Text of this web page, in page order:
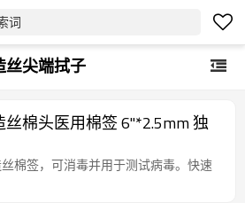
词
丝尖端拭子
丝棉头医用棉签 6"*2.5mm 独
棉签，可消毒并用于测试病毒。快速